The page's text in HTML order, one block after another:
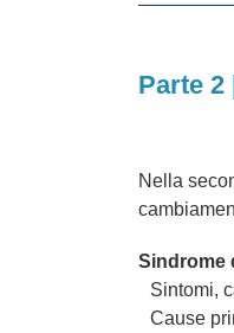
Parte
Nella
Sindrome
Sintomi,
Cause